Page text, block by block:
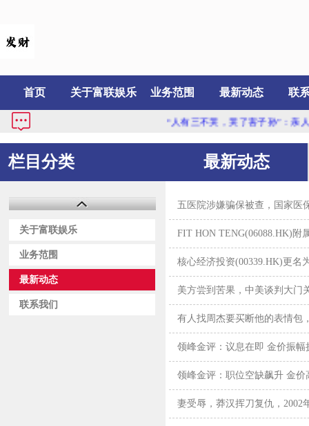
首页 关于富联娱乐 业务范围 最新动态 联
“人有三不哭，哭了害子孙”：亲人
栏目分类
关于富联娱乐
业务范围
最新动态
联系我们
最新动态
五医院涉嫌骗保被查，国家医
FIT HON TENG(06088.HK)附
核心经济投资(00339.HK)更名
美方尝到苦果，中美谈判大门
有人找周杰要买断他的表情包
领峰金评：议息在即 金价振幅
领峰金评：职位空缺飙升 金价
妻受辱，莽汉挥刀复仇，2002